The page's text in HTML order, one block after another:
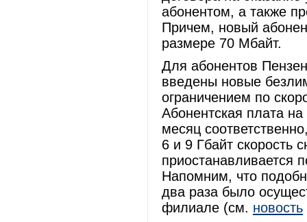
абонентом, а также
Причем, новый
размере 70 Мбайт.
Для абонентов
введены новые
ограничением по
Абонентская плата
месяц
6 и 9 Гбайт скорость
приостанавливается
Напомним, что
два раза было
филиале (см. новость